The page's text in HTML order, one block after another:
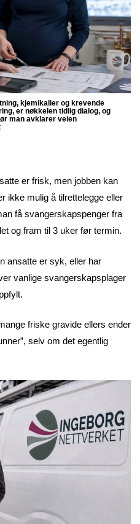
kjemikalier og krevende
er nøkkelen tidlig dialog, og
man avklarer veien
er frisk, men jobben kan
ikke mulig å tilrettelegge eller
få svangerskapspenger fra
og fram til 3 uker før termin.
ansatte er syk, eller har
vanlige svangerskapsplager
friske gravide ellers ender
selv om det egentlig